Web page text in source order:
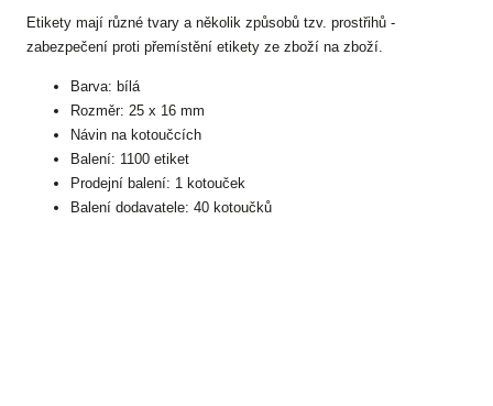
Etikety mají různé tvary a několik způsobů tzv. prostřihů -
zabezpečení proti přemístění etikety ze zboží na zboží.
Barva: bílá
Rozměr: 25 x 16 mm
Návin na kotoučcích
Balení: 1100 etiket
Prodejní balení: 1 kotouček
Balení dodavatele: 40 kotoučků